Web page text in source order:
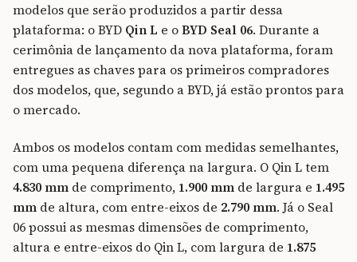
modelos que serão produzidos a partir dessa
plataforma: o BYD Qin L e oBYD Seal 06. Durante a
cerimônia de lançamento da nova plataforma, foram
entregues as chaves para os primeiros compradores
dos modelos, que, segundo a BYD, já estão prontos para
o mercado.
Ambos os modelos contam com medidas semelhantes,
com uma pequena diferença na largura. O Qin L tem
4.830 mm de comprimento, 1.900 mm de largura e 1.495
mm de altura, com entre-eixos de 2.790 mm. Já o Seal
06 possui as mesmas dimensões de comprimento,
altura e entre-eixos do Qin L, com largura de 1.875